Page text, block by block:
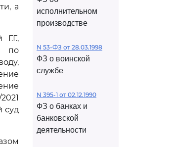
а
по
суд
исполнительном
производстве
N 53-ФЗ от 28.03.1998
ФЗ о воинской
службе
N 395-1 от 02.12.1990
ФЗ о банках и
банковской
деятельности